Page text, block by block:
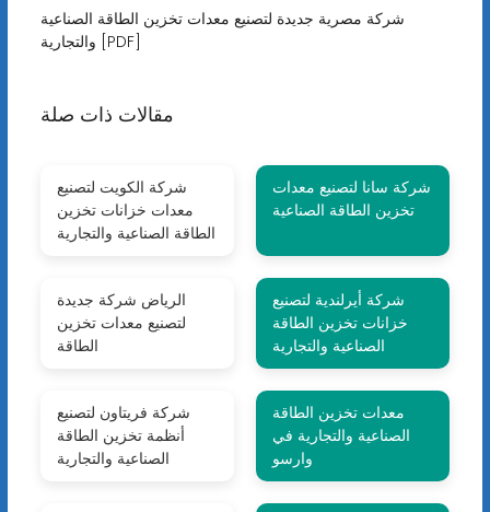
شركة مصرية جديدة لتصنيع معدات تخزين الطاقة الصناعية
والتجارية [PDF]
مقالات ذات صلة
شركة الكويت لتصنيع
معدات خزانات تخزين
الطاقة الصناعية والتجارية
شركة سانا لتصنيع معدات
تخزين الطاقة الصناعية
الرياض شركة جديدة
لتصنيع معدات تخزين
الطاقة
شركة أيرلندية لتصنيع
خزانات تخزين الطاقة
الصناعية والتجارية
شركة فريتاون لتصنيع
أنظمة تخزين الطاقة
الصناعية والتجارية
معدات تخزين الطاقة
الصناعية والتجارية في
وارسو